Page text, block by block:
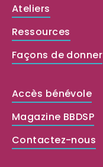
Ateliers
Ressources
Façons de donner
Accès bénévole
Magazine BBDSP
Contactez-nous